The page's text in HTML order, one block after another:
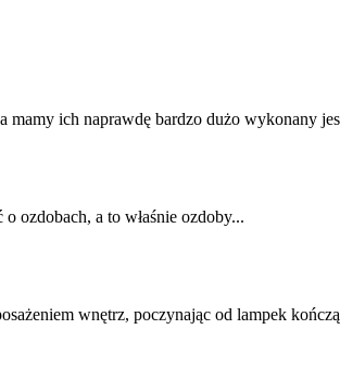
mamy ich naprawdę bardzo dużo wykonany
ozdobach, a to właśnie ozdoby...
wnętrz, poczynając od lampek